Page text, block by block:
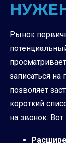
Рынок
записаться на
позволяет
короткий
на звонок.